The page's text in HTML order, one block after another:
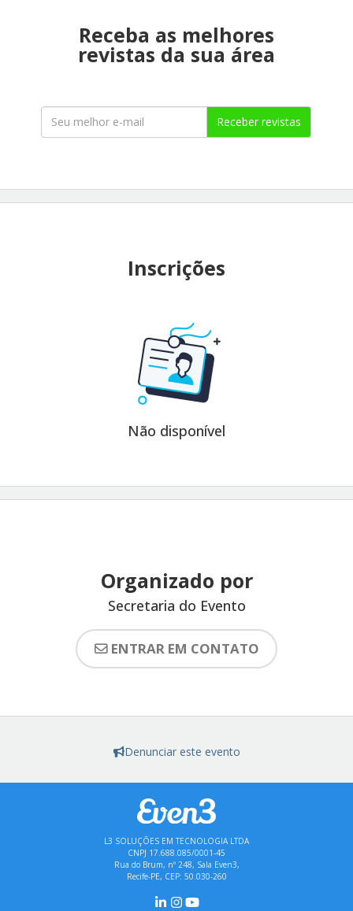
Receba as melhores
revistas da sua área
Receber revistas
Inscrições
Não disponível
Organizado por
Secretaria do Evento
ENTRAR EM CONTATO
Denunciar este evento
L3 SOLUÇÕES EM TECNOLOGIA LTDA
CNPJ 17.688.085/0001-45
Rua do Brum, nº 248, Sala Even3,
Recife-PE, CEP: 50.030-260